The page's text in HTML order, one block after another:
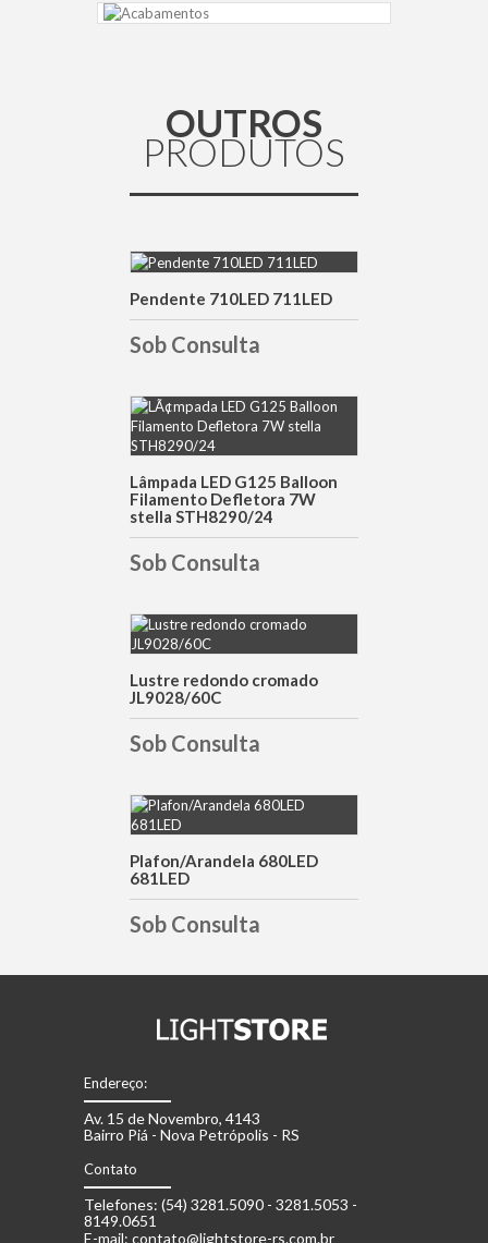
OUTROS
PRODUTOS
DETALHES
Pendente 710LED 711LED
Sob Consulta
Lâmpada LED G125 Balloon
Filamento Defletora 7W
stella STH8290/24
Sob Consulta
DETALHES
Lustre redondo cromado
JL9028/60C
Sob Consulta
DETALHES
Plafon/Arandela 680LED
681LED
Sob Consulta
Endereço:
Av. 15 de Novembro, 4143
Bairro Piá - Nova Petrópolis - RS
Contato
Telefones: (54) 3281.5090 - 3281.5053 -
8149.0651
E-mail: contato@lightstore-rs.com.br